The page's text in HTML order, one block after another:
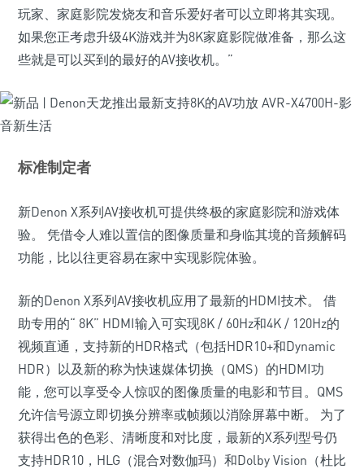
玩家、家庭影院发烧友和音乐爱好者可以立即将其实现。
如果您正考虑升级4K游戏并为8K家庭影院做准备，那么这
些就是可以买到的最好的AV接收机。”
标准制定者
新Denon X系列AV接收机可提供终极的家庭影院和游戏体
验。 凭借令人难以置信的图像质量和身临其境的音频解码
功能，比以往更容易在家中实现影院体验。
新的Denon X系列AV接收机应用了最新的HDMI技术。 借
助专用的“ 8K” HDMI输入可实现8K / 60Hz和4K / 120Hz的
视频直通，支持新的HDR格式（包括HDR10+和Dynamic
HDR）以及新的称为快速媒体切换（QMS）的HDMI功
能，您可以享受令人惊叹的图像质量的电影和节目。QMS
允许信号源立即切换分辨率或帧频以消除屏幕中断。 为了
获得出色的色彩、清晰度和对比度，最新的X系列型号仍
支持HDR10，HLG（混合对数伽玛）和Dolby Vision（杜比